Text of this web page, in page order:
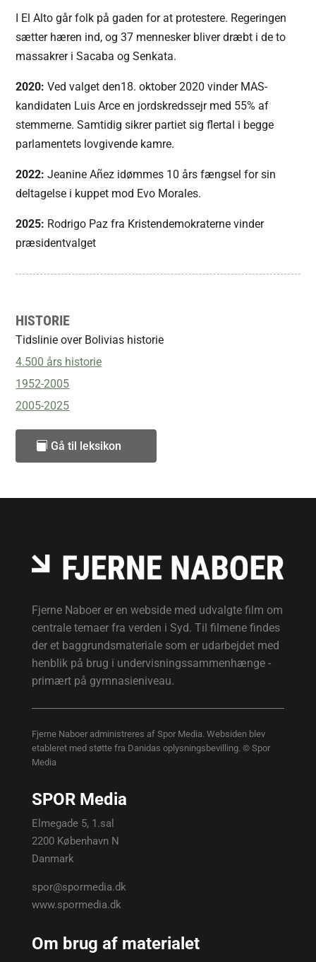
I El Alto går folk på gaden for at protestere. Regeringen
sætter hæren ind, og 37 mennesker bliver dræbt i de to
massakrer i Sacaba og Senkata.
2020: Ved valget den18. oktober 2020 vinder MAS-
kandidaten Luis Arce en jordskredssejr med 55% af
stemmerne. Samtidig sikrer partiet sig flertal i begge
parlamentets lovgivende kamre.
2022: Jeanine Añez idømmes 10 års fængsel for sin
deltagelse i kuppet mod Evo Morales.
2025: Rodrigo Paz fra Kristendemokraterne vinder
præsidentvalget
HISTORIE
Tidslinie over Bolivias historie
4.500 års historie
1952-2005
2005-2025
Gå til leksikon
Fjerne Naboer er en webside med udvalgte film om
centrale temaer fra verden i Syd. Til filmene findes
der et baggrundsmateriale som er udarbejdet med
henblik på brug i undervisningssammenhænge -
primært på gymnasieniveau.
Fjerne Naboer administreres af Spor Media. Websiden blev
etableret med støtte fra Danidas oplysningsbevilling. © Spor
Media
SPOR Media
Elmegade 5, 1.sal
2200 København N
Danmark
spor@spormedia.dk
www.spormedia.dk
Om brug af materialet